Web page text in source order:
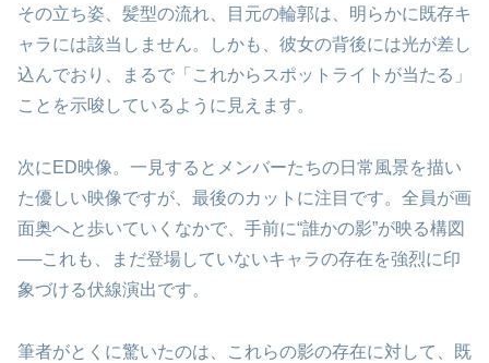
その立ち姿、髪型の流れ、目元の輪郭は、明らかに既存キ
ャラには該当しません。しかも、彼女の背後には光が差し
込んでおり、まるで「これからスポットライトが当たる」
ことを示唆しているように見えます。
次にED映像。一見するとメンバーたちの日常風景を描い
た優しい映像ですが、最後のカットに注目です。全員が画
面奥へと歩いていくなかで、手前に“誰かの影”が映る構図
──これも、まだ登場していないキャラの存在を強烈に印
象づける伏線演出です。
筆者がとくに驚いたのは、これらの影の存在に対して、既